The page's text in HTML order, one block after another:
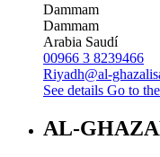
Dammam
Dammam
Arabia Saudí
00966 3 8239466
Riyadh@al-
See details Go to
AL-